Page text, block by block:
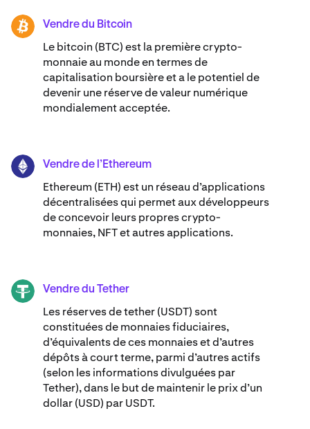
BTC Vendre du Bitcoin
Le bitcoin (BTC) est la première crypto-
monnaie au monde en termes de
capitalisation boursière et a le potentiel de
devenir une réserve de valeur numérique
mondialement acceptée.
ETH Vendre de l’Ethereum
Ethereum (ETH) est un réseau d’applications
décentralisées qui permet aux développeurs
de concevoir leurs propres crypto-
monnaies, NFT et autres applications.
USDT Vendre du Tether
Les réserves de tether (USDT) sont
constituées de monnaies fiduciaires,
d’équivalents de ces monnaies et d’autres
dépôts à court terme, parmi d’autres actifs
(selon les informations divulguées par
Tether), dans le but de maintenir le prix d’un
dollar (USD) par USDT.